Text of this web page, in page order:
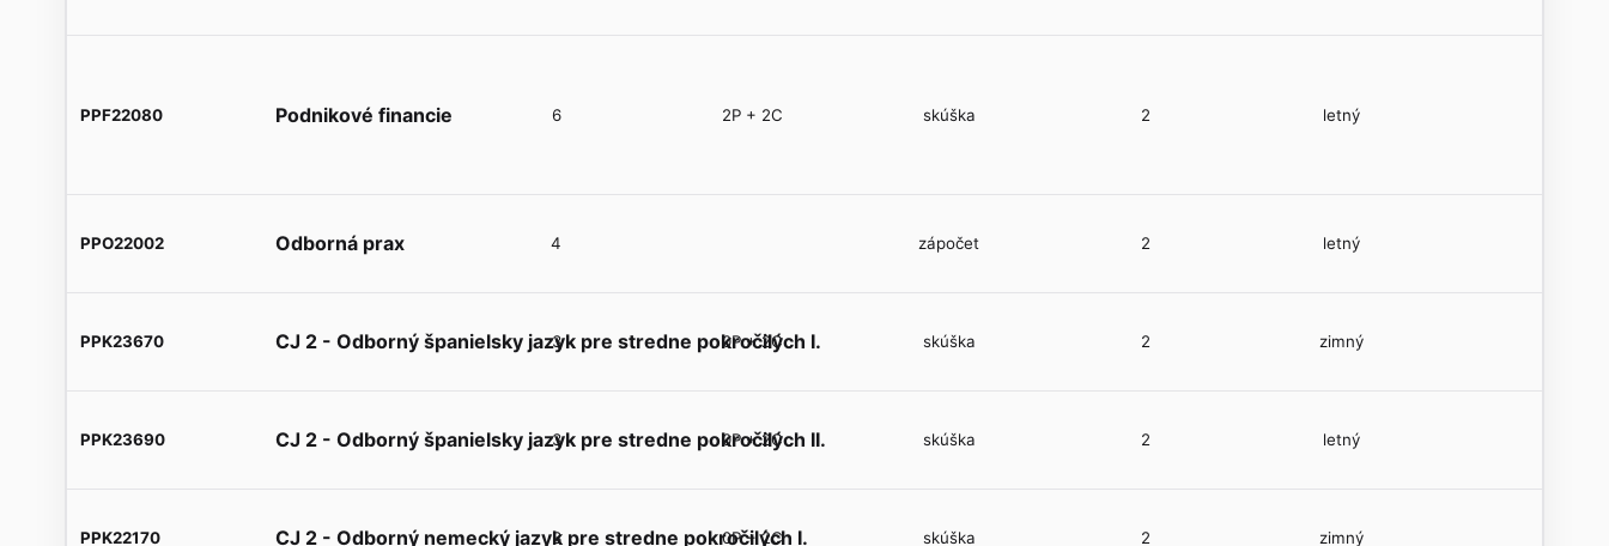
PPF22080 Podnikové financie 6 2P + 2C skúška 2 letný
PPO22002 Odborná prax 4 zápočet 2 letný
PPK23670 CJ 2 - Odborný španielsky jazyk pre stredne pokročilých I.
3 0P + 2C skúška 2 zimný
PPK23690 CJ 2 - Odborný španielsky jazyk pre stredne pokročilých II.
3 0P + 2C skúška 2 letný
PPK22170 CJ 2 - Odborný nemecký jazyk pre stredne pokročilých I.
3 0P + 2C skúška 2 zimný